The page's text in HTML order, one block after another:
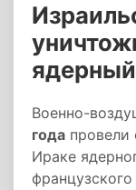
Военно-
года
Ираке